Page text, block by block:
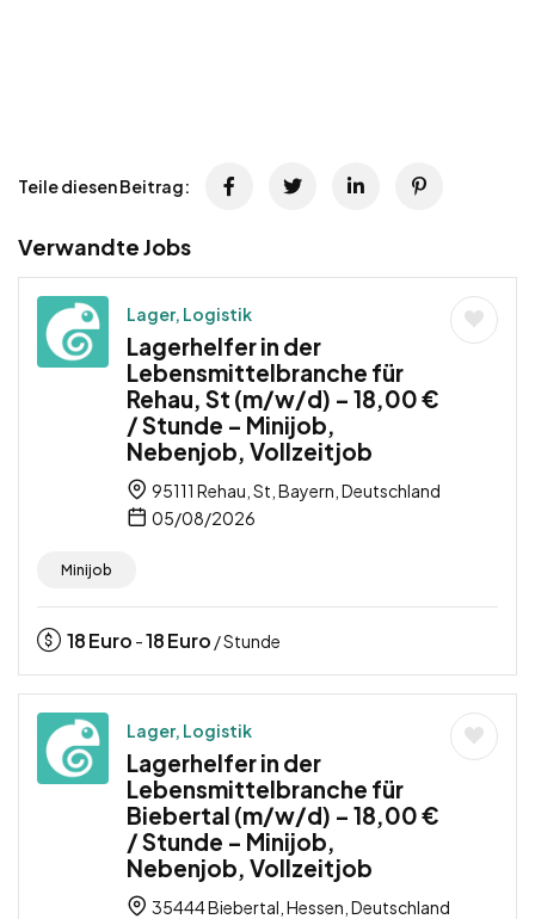
Teile diesen Beitrag:
Verwandte Jobs
Lager, Logistik
Lagerhelfer in der
Lebensmittelbranche für
Rehau, St (m/w/d) – 18,00 €
/ Stunde – Minijob,
Nebenjob, Vollzeitjob
95111 Rehau, St, Bayern, Deutschland
05/08/2026
Minijob
18Euro -18Euro / Stunde
Lager, Logistik
Lagerhelfer in der
Lebensmittelbranche für
Biebertal (m/w/d) – 18,00 €
/ Stunde – Minijob,
Nebenjob, Vollzeitjob
35444 Biebertal, Hessen, Deutschland